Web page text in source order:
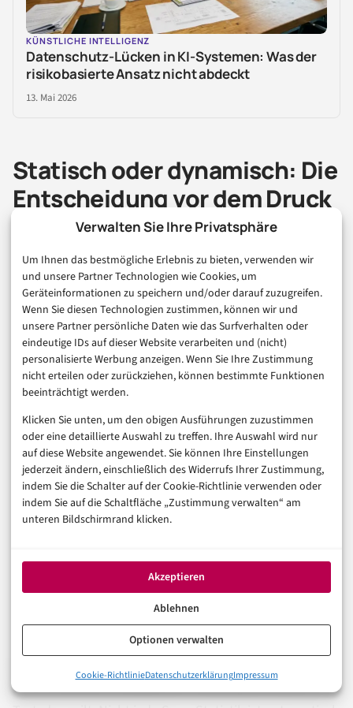
Verwalten Sie Ihre Privatsphäre
Um Ihnen das bestmögliche Erlebnis zu bieten, verwenden wir
und unsere Partner Technologien wie Cookies, um
Geräteinformationen zu speichern und/oder darauf zuzugreifen.
Wenn Sie diesen Technologien zustimmen, können wir und
unsere Partner persönliche Daten wie das Surfverhalten oder
eindeutige IDs auf dieser Website verarbeiten und (nicht)
personalisierte Werbung anzeigen. Wenn Sie Ihre Zustimmung
nicht erteilen oder zurückziehen, können bestimmte Funktionen
beeinträchtigt werden.
Klicken Sie unten, um den obigen Ausführungen zuzustimmen
oder eine detaillierte Auswahl zu treffen. Ihre Auswahl wird nur
auf diese Website angewendet. Sie können Ihre Einstellungen
jederzeit ändern, einschließlich des Widerrufs Ihrer Zustimmung,
indem Sie die Schalter auf der Cookie-Richtlinie verwenden oder
indem Sie auf die Schaltfläche „Zustimmung verwalten“ am
unteren Bildschirmrand klicken.
Akzeptieren
Ablehnen
Optionen verwalten
Cookie-RichtlinieDatenschutzerklärungImpressum
KÜNSTLICHE INTELLIGENZ
Datenschutz-Lücken in KI-Systemen: Was der
risikobasierte Ansatz nicht abdeckt
13. Mai 2026
Statisch oder dynamisch: Die
Entscheidung vor dem Druck
Der größte Fehler beim QR Code erstellen ist nicht ein
schlechtes Design, sondern die falsche
Grundentscheidung. Ein statischer QR Code ist
dauerhaft, unabhängig und unkompliziert. Dafür lässt
sich sein Inhalt nach dem Druck nicht mehr ändern. Ein
dynamischer QR Code bleibt flexibel, führt aber über
den Anbieter. Fällt der Dienst aus, ändert Preise oder
sperrt Funktionen, hängt Ihr Code an dieser
Infrastruktur.
Für Visitenkarten, WLAN-Zugänge, interne Hinweise
oder einfache Landingpages reicht ein statischer Code.
Für Plakate, Verpackungen, Produktbeileger und
sinnvoller. Dann sollten Sie aber dokumentieren,
welcher Anbieter eingesetzt wird, welche Daten beim
Scan anfallen und wer Zugriff auf die Statistiken hat.
und in Retention-Modellen
ist Tracking verlockend.
QR Code erstellen: Was Suchende wirklich wissen wollen